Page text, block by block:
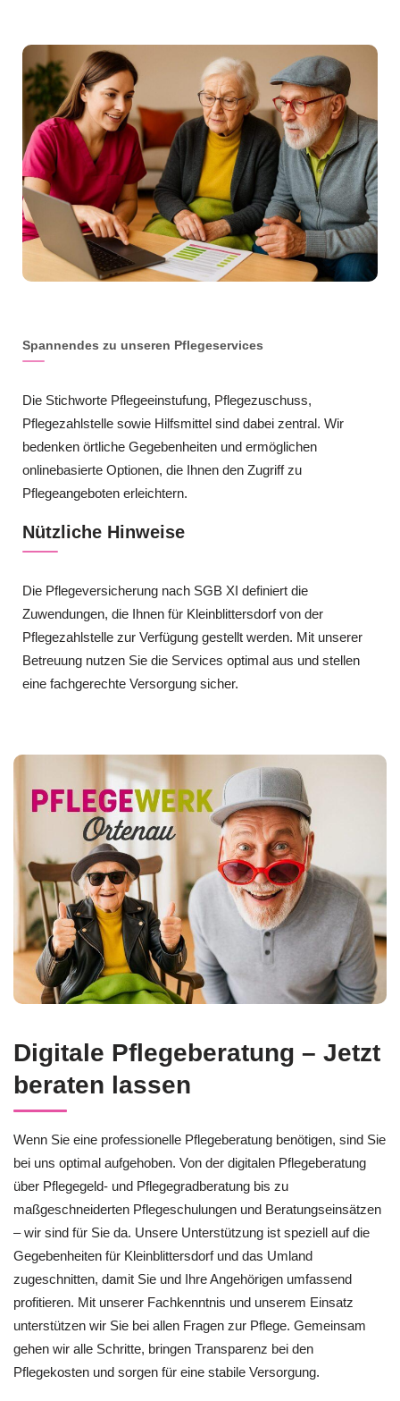
Spannendes zu unseren Pflegeservices
Die Stichworte Pflegeeinstufung, Pflegezuschuss,
Pflegezahlstelle sowie Hilfsmittel sind dabei zentral. Wir
bedenken örtliche Gegebenheiten und ermöglichen
onlinebasierte Optionen, die Ihnen den Zugriff zu
Pflegeangeboten erleichtern.
Nützliche Hinweise
Die Pflegeversicherung nach SGB XI definiert die
Zuwendungen, die Ihnen für Kleinblittersdorf von der
Pflegezahlstelle zur Verfügung gestellt werden. Mit unserer
Betreuung nutzen Sie die Services optimal aus und stellen
eine fachgerechte Versorgung sicher.
Digitale Pflegeberatung – Jetzt
beraten lassen
Wenn Sie eine professionelle Pflegeberatung benötigen, sind Sie
bei uns optimal aufgehoben. Von der digitalen Pflegeberatung
über Pflegegeld- und Pflegegradberatung bis zu
maßgeschneiderten Pflegeschulungen und Beratungseinsätzen
– wir sind für Sie da. Unsere Unterstützung ist speziell auf die
Gegebenheiten für Kleinblittersdorf und das Umland
zugeschnitten, damit Sie und Ihre Angehörigen umfassend
profitieren. Mit unserer Fachkenntnis und unserem Einsatz
unterstützen wir Sie bei allen Fragen zur Pflege. Gemeinsam
gehen wir alle Schritte, bringen Transparenz bei den
Pflegekosten und sorgen für eine stabile Versorgung.